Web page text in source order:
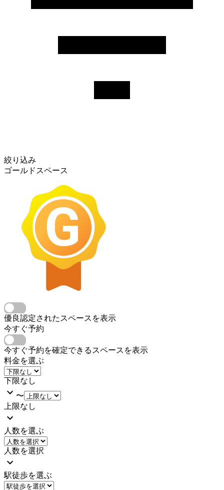
絞り込み
ゴールドスペース
優良認定されたスペースを表示
今すぐ予約
今すぐ予約を確定できるスペースを表示
料金を選ぶ
下限なし
〜
上限なし
人数を選ぶ
人数を選択
駅徒歩を選ぶ